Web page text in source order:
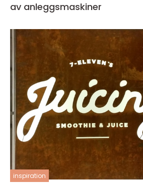
av anleggsmaskiner
inspiration